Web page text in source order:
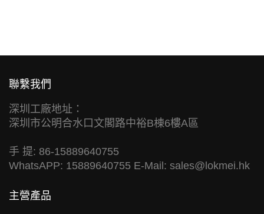
聯繫我們
深圳工廠地址：
深圳市公明合水口文閣路中裕B棟6樓A區
手 提: 86-15889640755
WhatsAPP: 15889640755 E-Mail: sales@lokmei.hk
主營產品